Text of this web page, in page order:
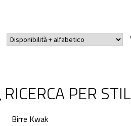
RICERCA PER
Birre Kwak